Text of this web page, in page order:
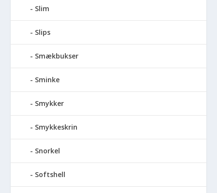
Slim
Slips
Smækbukser
Sminke
Smykker
Smykkeskrin
Snorkel
Softshell